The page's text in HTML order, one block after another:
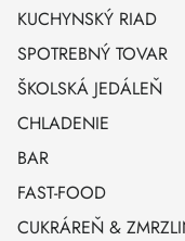
KUCHYNSKÝ RIAD
SPOTREBNÝ TOVAR
ŠKOLSKÁ JEDÁLEŇ
CHLADENIE
BAR
FAST-FOOD
CUKRÁREŇ &